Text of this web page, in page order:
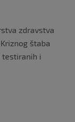
o
zdravstva
štaba
testiranih i